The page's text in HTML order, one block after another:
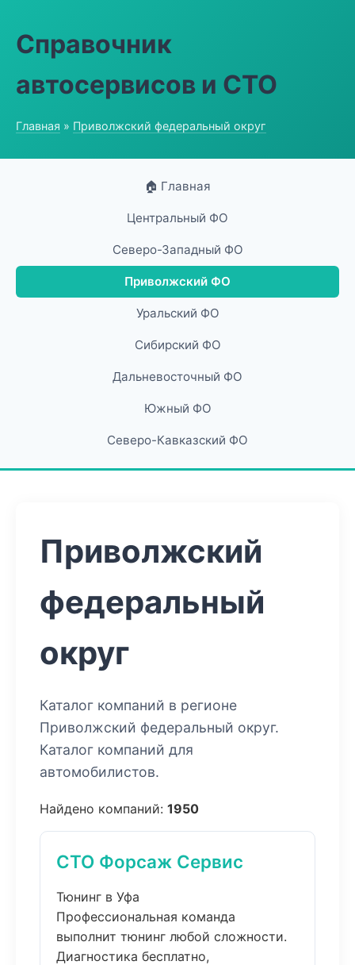
Справочник
автосервисов и СТО
Главная » Приволжский федеральный округ
🏠 Главная
Центральный ФО
Северо-Западный ФО
Приволжский ФО
Уральский ФО
Сибирский ФО
Дальневосточный ФО
Южный ФО
Северо-Кавказский ФО
Приволжский
федеральный
округ
Каталог компаний в регионе
Приволжский федеральный округ.
Каталог компаний для
автомобилистов.
Найдено компаний: 1950
СТО Форсаж Сервис
Тюнинг в Уфа
Профессиональная команда
выполнит тюнинг любой сложности.
Диагностика бесплатно,